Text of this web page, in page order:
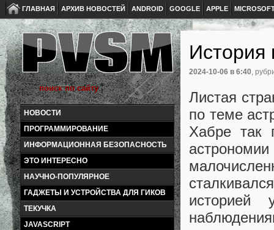
ГЛАВНАЯ АРХИВ НОВОСТЕЙ ANDROID GOOGLE APPLE
НОВОСТИ
ПРОГРАММИРОВАНИЕ
ИНФОРМАЦИОННАЯ БЕЗОПАСНОСТЬ
ЭТО ИНТЕРЕСНО
НАУЧНО-ПОПУЛЯРНОЕ
ГАДЖЕТЫ И УСТРОЙСТВА ДЛЯ ГИКОВ
ТЕКУЧКА
JAVASCRIPT
История
2024-10-06 в 6:40,
Листая
по теме
Хабре так
историей